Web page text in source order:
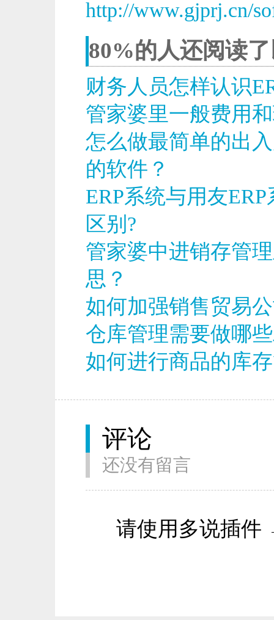
http://www.gjprj.cn/
80%的人还阅读
财务人员怎样认识
管家婆里一般费用
怎么做最简单的出
的软件？
ERP系统与用友
区别?
管家婆中进销存管
思？
如何加强销售贸易
仓库管理需要做哪
如何进行商品的库
评论
还没有留言
请使用多说插